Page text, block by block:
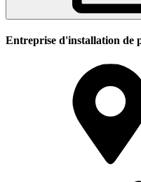
Entreprise d'installation de